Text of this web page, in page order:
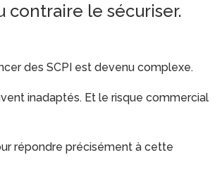
contraire le sécuriser.
des SCPI est devenu complexe.
inadaptés. Et le risque commercial
répondre précisément à cette